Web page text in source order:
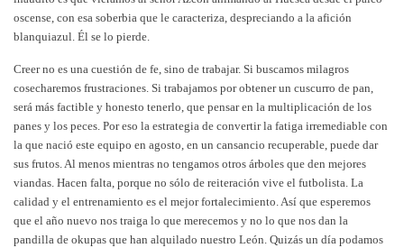
oscense, con esa soberbia que le caracteriza, despreciando a la afición
blanquiazul. Él se lo pierde.
Creer no es una cuestión de fe, sino de trabajar. Si buscamos milagros
cosecharemos frustraciones. Si trabajamos por obtener un cuscurro de pan,
será más factible y honesto tenerlo, que pensar en la multiplicación de los
panes y los peces. Por eso la estrategia de convertir la fatiga irremediable con
la que nació este equipo en agosto, en un cansancio recuperable, puede dar
sus frutos. Al menos mientras no tengamos otros árboles que den mejores
viandas. Hacen falta, porque no sólo de reiteración vive el futbolista. La
calidad y el entrenamiento es el mejor fortalecimiento. Así que esperemos
que el año nuevo nos traiga lo que merecemos y no lo que nos dan la
pandilla de okupas que han alquilado nuestro León. Quizás un día podamos